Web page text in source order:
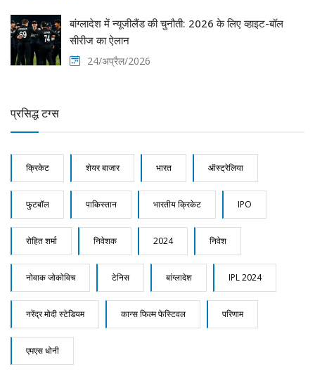
बांग्लादेश में न्यूजीलैंड की चुनौती: 2026 के लिए व्हाइट-बॉल
सीरीज का ऐलान
24/अप्रैल/2026
प्रसिद्ध टग्स
क्रिकेट शेयर बाजार भारत ऑस्ट्रेलिया
फुटबॉल पाकिस्तान भारतीय क्रिकेट IPO
रोहित शर्मा निवेशक 2024 निवेश
नोवाक जोकोविच टेनिस बांग्लादेश IPL 2024
नरेंद्र मोदी स्टेडियम कान्स फिल्म फेस्टिवल परिणाम
एमएस धोनी